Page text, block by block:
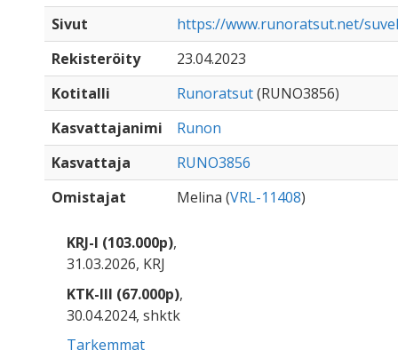
Sivut
https://www.runoratsut.net/
Rekisteröity
23.04.2023
Kotitalli
Runoratsut(RUNO3856)
Kasvattajanimi
Runon
Kasvattaja
RUNO3856
Omistajat
Melina (VRL-11408)
KRJ-I (103.000p),
31.03.2026, KRJ
KTK-III (67.000p),
30.04.2024, shktk
Tarkemmat